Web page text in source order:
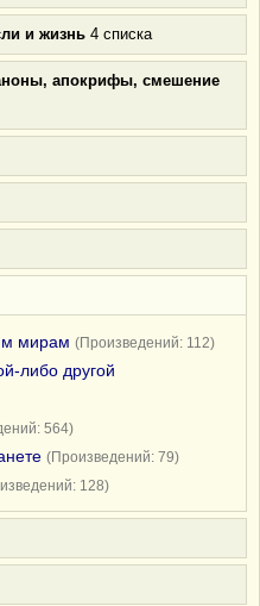
и жизнь 4 списка
апокрифы, смешение
мирам (Произведений: 112)
либо другой
564)
(Произведений: 79)
128)